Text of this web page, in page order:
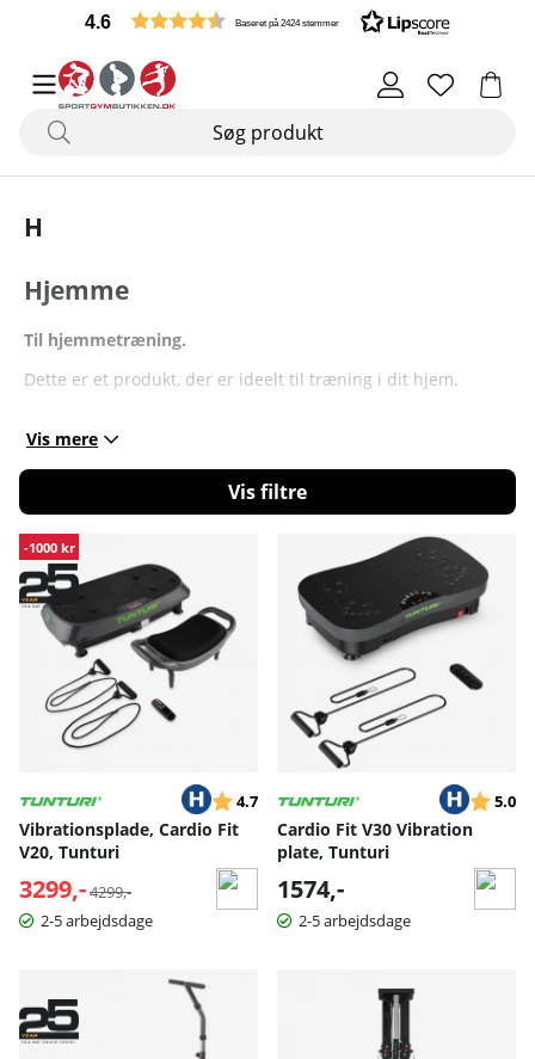
4.6 Baseret på 2424 stemmer
H
Hjemme
Til hjemmetræning.
Dette er et produkt, der er ideelt til træning i dit hjem.
Vis mere
Filtrér
Produkter
-1000 kr
Vurdering:
4.7 ud af 5 stjerner
Vibrationsplade, Cardio Fit
V20, Tunturi
3299,- Normalpris:
4299,-
2-5 arbejdsdage
5.0
Cardio Fit V30 Vibration
plate, Tunturi
1574,-
2-5 arbejdsdage